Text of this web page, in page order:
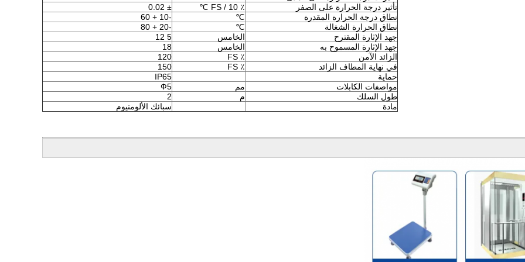
تأثير درجة الحرارة على الصفر
٪ FS / 10 ℃
± 0.02
نطاق درجة الحرارة المقدرة
℃
-10 + 60
نطاق الحرارة الشغالة
℃
-20 + 80
جهد الإثارة المقترح
الخامس
5 12
جهد الإثارة المسموح به
الخامس
18
الزائد الآمن
٪ FS
120
في نهاية المطاف الزائد
٪ FS
150
حماية
IP65
مواصفات الكابلات
مم
Ф5
طول السلك
م
2
مادة
سبائك الألومنيوم